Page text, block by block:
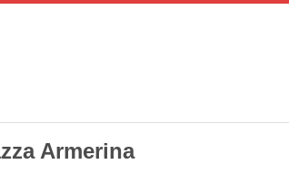
Armerina